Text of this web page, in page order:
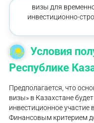
визы для
инвестиционно-
Условия
Республике
Предполагается, что
визы» в Казахстане
инвестиционное участие
Финансовым критерием